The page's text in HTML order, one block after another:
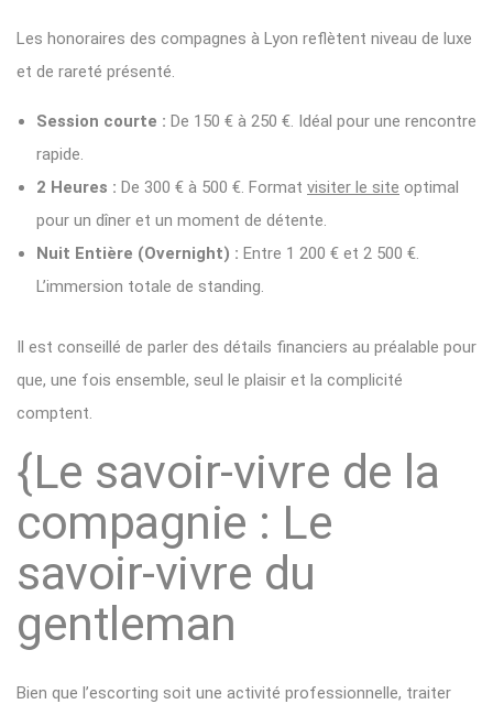
Les honoraires des compagnes à Lyon reflètent niveau de luxe
et de rareté présenté.
Session courte : De 150 € à 250 €. Idéal pour une rencontre
rapide.
2 Heures : De 300 € à 500 €. Format visiter le site optimal
pour un dîner et un moment de détente.
Nuit Entière (Overnight) : Entre 1 200 € et 2 500 €.
L’immersion totale de standing.
Il est conseillé de parler des détails financiers au préalable pour
que, une fois ensemble, seul le plaisir et la complicité
comptent.
{Le savoir-vivre de la
compagnie : Le
savoir-vivre du
gentleman
Bien que l’escorting soit une activité professionnelle, traiter